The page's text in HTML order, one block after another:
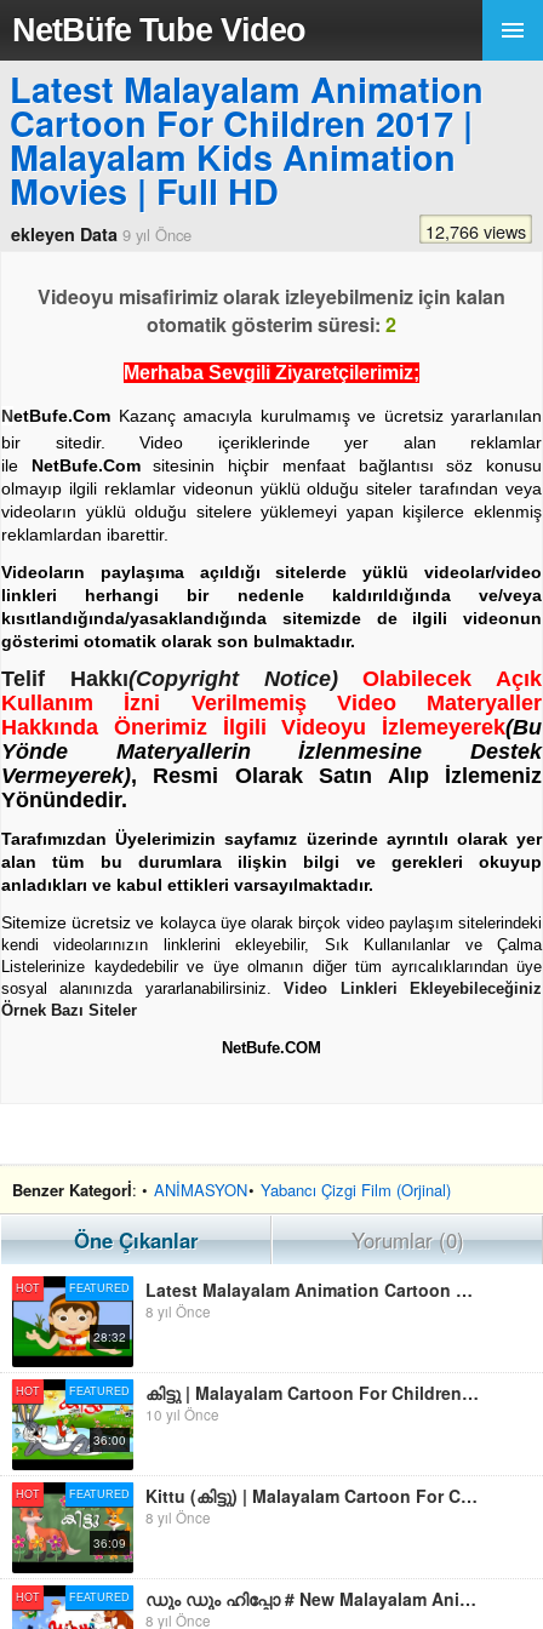
NetBüfe Tube Video
Latest Malayalam Animation
Cartoon For Children 2017 |
Malayalam Kids Animation
Movies | Full HD
ekleyen Data 9 yıl Önce 12,766 views
Videoyu misafirimiz olarak izleyebilmeniz için kalan
otomatik gösterim süresi: 2
Merhaba Sevgili Ziyaretçilerimiz;
NetBufe.Com Kazanç amacıyla kurulmamış ve ücretsiz yararlanılan
bir sitedir. Video içeriklerinde yer alan reklamlar
ile NetBufe.Comsitesinin hiçbir menfaat bağlantısı söz konusu
olmayıp ilgili reklamlar videonun yüklü olduğu siteler tarafından veya
videoların yüklü olduğu sitelere yüklemeyi yapan kişilerce eklenmiş
reklamlardan ibarettir.
Videoların paylaşıma açıldığı sitelerde yüklü videolar/video
linkleri herhangi bir nedenle kaldırıldığında ve/veya
kısıtlandığında/yasaklandığında sitemizde de ilgili videonun
gösterimi otomatik olarak son bulmaktadır.
Telif Hakkı(Copyright Notice)
Olabilecek Açık
Kullanım İzni Verilmemiş Video Materyaller
Hakkında Önerimiz İlgili Videoyu İzlemeyerek(Bu
Yönde Materyallerin İzlenmesine Destek
Vermeyerek), Resmi Olarak Satın Alıp İzlemeniz
Yönündedir.
Tarafımızdan Üyelerimizin sayfamız üzerinde ayrıntılı olarak yer
alan tüm bu durumlara ilişkin bilgi ve gerekleri okuyup
anladıkları ve kabul ettikleri varsayılmaktadır.
Sitemize ücretsiz ve kolayca üye olarak birçok video paylaşım sitelerindeki
kendi videolarınızın linklerini ekleyebilir, Sık Kullanılanlar ve Çalma
Listelerinize kaydedebilir ve üye olmanın diğer tüm ayrıcalıklarından üye
sosyal alanınızda yararlanabilirsiniz.Video Linkleri Ekleyebileceğiniz
Örnek Bazı Siteler
NetBufe.COM
Benzer Kategorİ: • ANİMASYON• Yabancı Çizgi Film (Orjinal)
Öne Çıkanlar Yorumlar (0)
HOT FEATURED
28:32
Latest Malayalam Animation Cartoon For Children 2017 | Malayalam Kids Animation Movies | Full HD
8 yıl Önce
HOT FEATURED
36:00
കിട്ടു | Malayalam Cartoon For Children | Kittu Animation Movies Full Movies Malayalam 2015
10 yıl Önce
HOT FEATURED
36:09
Kittu (കിട്ടു) | Malayalam Cartoon For Children | Animation Movies Full Movies Malayalam
8 yıl Önce
HOT FEATURED ഡും ഡും ഹിപ്പോ # New Malayalam Animation Cartoon 2017 # Malayalam Cartoon For Children 2017
8 yıl Önce